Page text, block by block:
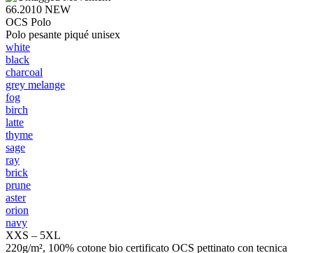
66.2010 NEW
OCS Polo
Polo pesante piqué unisex
white
black
charcoal
grey melange
fog
birch
latte
thyme
sage
ray
brick
prune
aster
orion
navy
XXS – 5XL
220g/m², 100% cotone bio certificato OCS pettinato con tecnica